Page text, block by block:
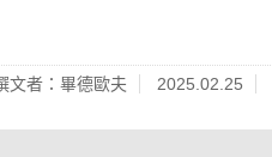
文者：畢德歐夫 2025.02.25